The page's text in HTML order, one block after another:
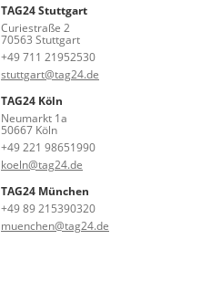
TAG24 Stuttgart
Curiestraße 2
70563 Stuttgart
+49 711 21952530
stuttgart@tag24.de
TAG24 Köln
Neumarkt 1a
50667 Köln
+49 221 98651990
koeln@tag24.de
TAG24 München
+49 89 215390320
muenchen@tag24.de